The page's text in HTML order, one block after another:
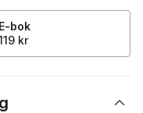
E-bok
kr